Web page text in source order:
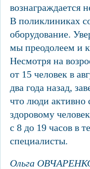
вознаграждается
В поликлиниках
оборудование.
мы преодолеем и
Несмотря на
от 15 человек в
два года назад,
что люди активно
здоровому
с 8 до 19 часов в
специалисты.
Ольга